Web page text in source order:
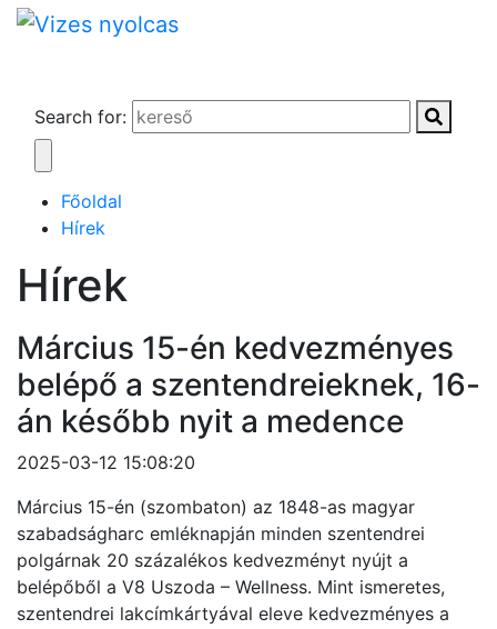
Search for:
Főoldal
Hírek
Hírek
Március 15-én kedvezményes
belépő a szentendreieknek, 16-
án később nyit a medence
2025-03-12 15:08:20
Március 15-én (szombaton) az 1848-as magyar
szabadságharc emléknapján minden szentendrei
polgárnak 20 százalékos kedvezményt nyújt a
belépőből a V8 Uszoda – Wellness. Mint ismeretes,
szentendrei lakcímkártyával eleve kedvezményes a